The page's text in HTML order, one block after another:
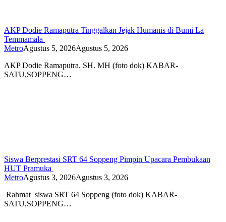
AKP Dodie Ramaputra Tinggalkan Jejak Humanis di Bumi La
Temmamala
MetroAgustus 5, 2026Agustus 5, 2026
AKP Dodie Ramaputra. SH. MH (foto dok) KABAR-
SATU,SOPPENG…
Siswa Berprestasi SRT 64 Soppeng Pimpin Upacara Pembukaan
HUT Pramuka
MetroAgustus 3, 2026Agustus 3, 2026
Rahmat siswa SRT 64 Soppeng (foto dok) KABAR-
SATU,SOPPENG…